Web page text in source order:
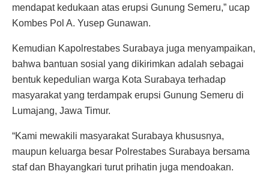
mendapat kedukaan atas erupsi Gunung Semeru,” ucap
Kombes Pol A. Yusep Gunawan.
Kemudian Kapolrestabes Surabaya juga menyampaikan,
bahwa bantuan sosial yang dikirimkan adalah sebagai
bentuk kepedulian warga Kota Surabaya terhadap
masyarakat yang terdampak erupsi Gunung Semeru di
Lumajang, Jawa Timur.
“Kami mewakili masyarakat Surabaya khususnya,
maupun keluarga besar Polrestabes Surabaya bersama
staf dan Bhayangkari turut prihatin juga mendoakan.